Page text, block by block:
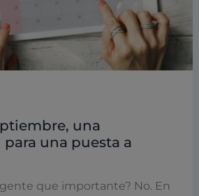
una
una puesta a
que importante? No. En